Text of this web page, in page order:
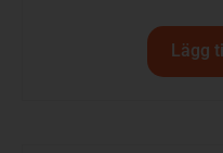
Lägg